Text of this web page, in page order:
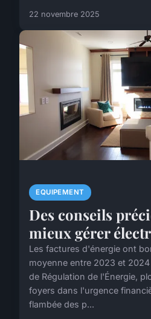
22 novembre 2025
EQUIPEMENT
Des conseils
mieux gérer
Les factures d'énergie ont
moyenne entre 2023 et
de Régulation de l'Énergie,
foyers dans l'urgence
flambée des p...